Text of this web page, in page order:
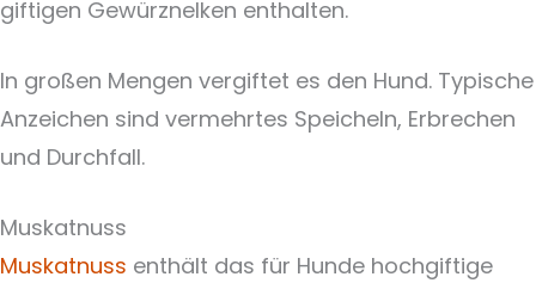
giftigen Gewürznelken enthalten.
In großen Mengen vergiftet es den Hund. Typische
Anzeichen sind vermehrtes Speicheln, Erbrechen
und Durchfall.
Muskatnuss
Muskatnuss enthält das für Hunde hochgiftige